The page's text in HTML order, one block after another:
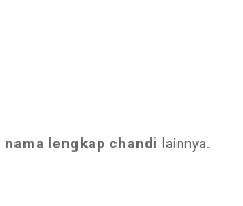
nama lengkap chandi lainnya.